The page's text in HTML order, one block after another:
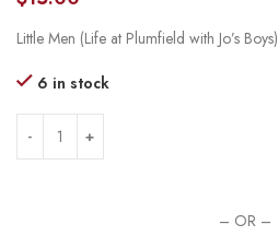
Little Men (Life at Plumfield with Jo’s Boys)
6 in stock
– OR –